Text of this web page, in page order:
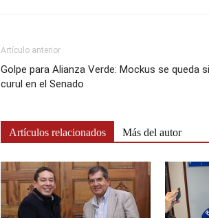
Artículo anterior
Golpe para Alianza Verde: Mockus se queda
curul en el Senado
Artículos relacionados Más del autor